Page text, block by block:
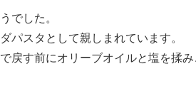
でした。
パスタとして親しまれています。
戻す前にオリーブオイルと塩を揉